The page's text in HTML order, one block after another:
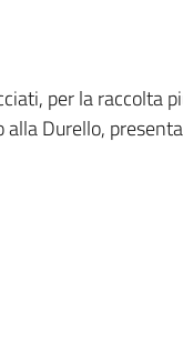
per la raccolta
Durello,